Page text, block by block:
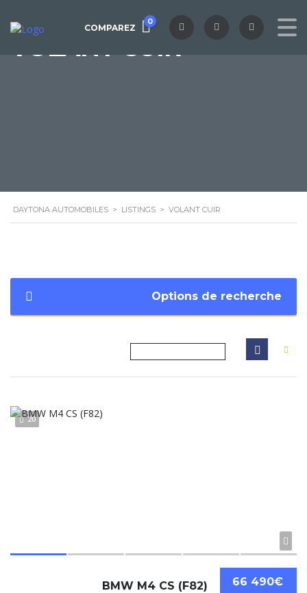
COMPAREZ
0
VOLANT CUIR
DAYTONA AUTOMOBILES > LISTINGS > VOLANT CUIR
Options de recherche
20
66 490€
BMW M4 CS (F82)